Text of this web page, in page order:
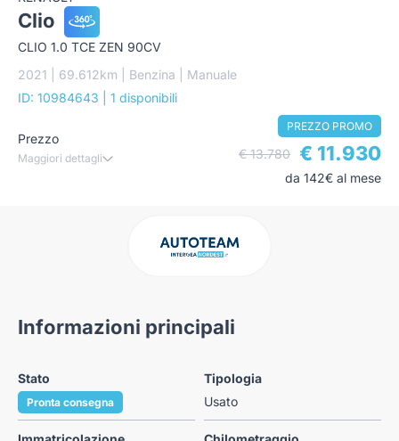
Clio
CLIO 1.0 TCE ZEN 90CV
2021 | 69.612km | Benzina | Manuale
ID: 10984643
| 1 disponibili
Prezzo
Maggiori dettagli
PREZZO PROMO
€ 13.780 € 11.930
da 142€ al mese
Informazioni principali
Stato
Pronta consegna
Tipologia
Usato